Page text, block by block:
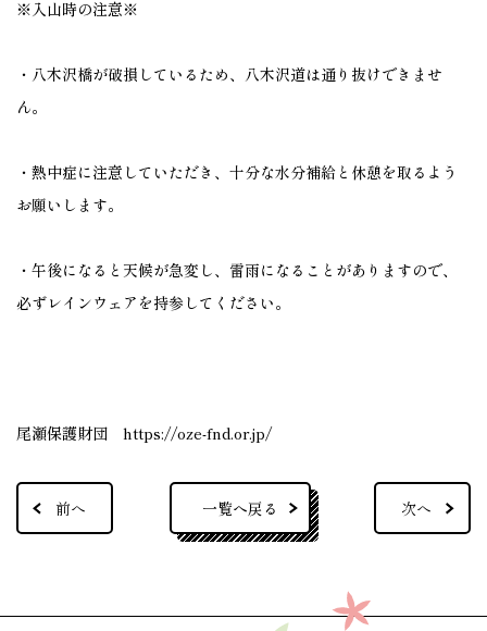
※入山時の注意※
・八木沢橋が破損しているため、八木沢道は通り抜けできませ
ん。
・熱中症に注意していただき、十分な水分補給と休憩を取るよう
お願いします。
・午後になると天候が急変し、雷雨になることがありますので、
必ずレインウェアを持参してください。
尾瀬保護財団 https://oze-fnd.or.jp/
前へ 次へ
一覧へ戻る